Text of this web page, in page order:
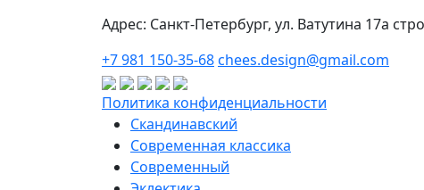
Адрес: Санкт-Петербург, ул. Ватутина 17а
+7 981 150-35-68chees.design@gmail.com
Политика конфиденциальности
Скандинавский
Современная классика
Современный